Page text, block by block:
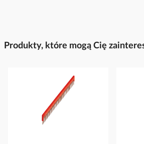
Produkty, które mogą Cię